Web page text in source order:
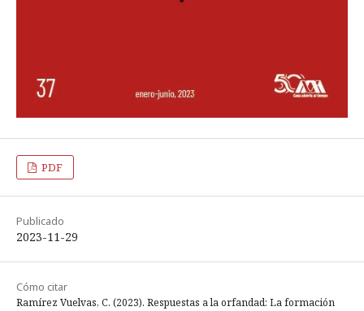
PDF
Publicado
2023-11-29
Cómo citar
Ramírez Vuelvas, C. (2023). Respuestas a la orfandad: La formación